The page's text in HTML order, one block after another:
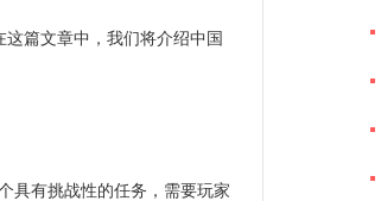
篇文章中，我们将介绍中国
具有挑战性的任务，需要玩家